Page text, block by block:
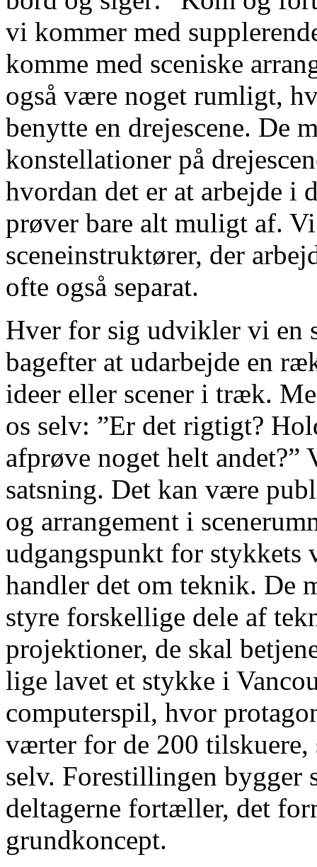
vi kommer med
komme med sceniske
også være noget rumligt,
benytte en drejescene. De
konstellationer på
hvordan det er at arbejde i
prøver bare alt muligt af.
sceneinstruktører, der
ofte også separat.
Hver for sig udvikler vi en
bagefter at udarbejde en
ideer eller scener i træk.
os selv: ”Er det rigtigt?
afprøve noget helt
satsning. Det kan være
og arrangement i
udgangspunkt for
handler det om teknik. De
styre forskellige dele af
projektioner, de skal
lige lavet et stykke i
computerspil, hvor
værter for de 200 tilskuere,
selv. Forestillingen bygger
deltagerne fortæller, det
grundkoncept.